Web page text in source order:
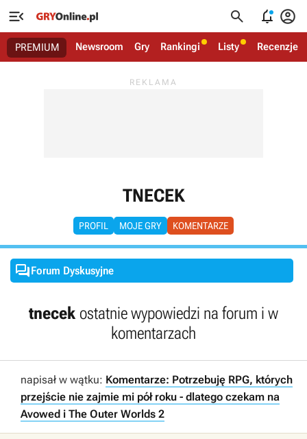
   
PREMIUM Newsroom Gry Rankingi Listy Recenzje
TNECEK
PROFIL MOJE GRY KOMENTARZE
Forum Dyskusyjne
tnecek ostatnie wypowiedzi na forum i w
komentarzach
napisał w wątku: Komentarze: Potrzebuję RPG, których
przejście nie zajmie mi pół roku - dlatego czekam na
Avowed i The Outer Worlds 2